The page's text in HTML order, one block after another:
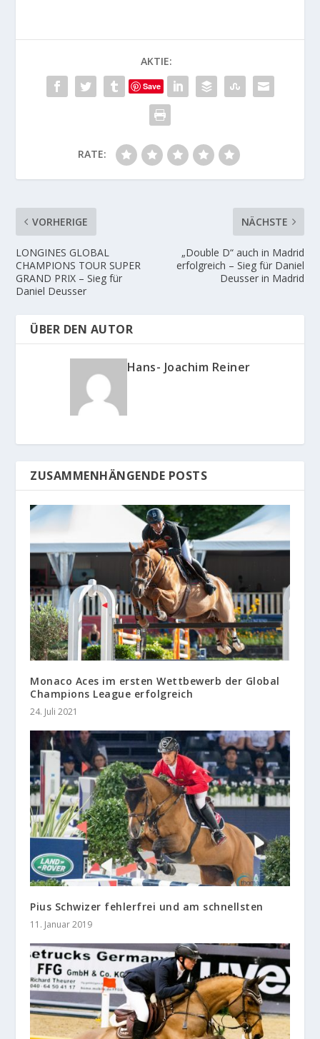
AKTIE:
Save
RATE:
VORHERIGE
LONGINES GLOBAL
CHAMPIONS TOUR SUPER
GRAND PRIX – Sieg für
Daniel Deusser
NÄCHSTE
„Double D“ auch in Madrid
erfolgreich – Sieg für Daniel
Deusser in Madrid
ÜBER DEN AUTOR
Hans- Joachim Reiner
ZUSAMMENHÄNGENDE POSTS
Monaco Aces im ersten Wettbewerb der Global
Champions League erfolgreich
24. Juli 2021
Pius Schwizer fehlerfrei und am schnellsten
11. Januar 2019